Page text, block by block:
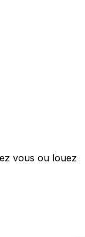
vous ou louez